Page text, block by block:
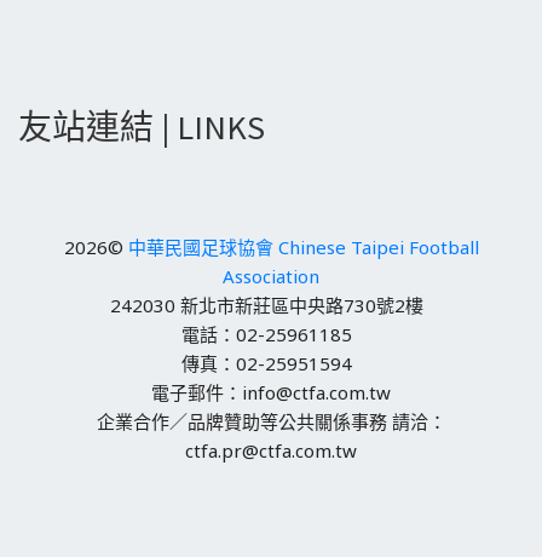
友站連結 | LINKS
2026© 中華民國足球協會 Chinese Taipei Football
Association
242030 新北市新莊區中央路730號2樓
電話：02-25961185
傳真：02-25951594
電子郵件：info@ctfa.com.tw
企業合作／品牌贊助等公共關係事務 請洽：
ctfa.pr@ctfa.com.tw